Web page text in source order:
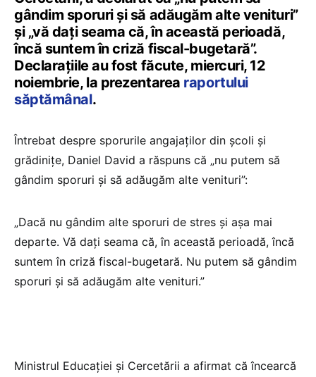
gândim sporuri și să adăugăm alte venituri”
și „vă dați seama că, în această perioadă,
încă suntem în criză fiscal-bugetară”.
Declarațiile au fost făcute, miercuri, 12
noiembrie, la prezentarea raportului
săptămânal.
Întrebat despre sporurile angajaților din școli și
grădinițe, Daniel David a răspuns că „nu putem să
gândim sporuri și să adăugăm alte venituri”:
„Dacă nu gândim alte sporuri de stres și așa mai
departe. Vă dați seama că, în această perioadă, încă
suntem în criză fiscal-bugetară. Nu putem să gândim
sporuri și să adăugăm alte venituri.”
Ministrul Educației și Cercetării a afirmat că încearcă